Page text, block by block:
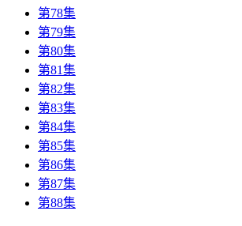
第78集
第79集
第80集
第81集
第82集
第83集
第84集
第85集
第86集
第87集
第88集